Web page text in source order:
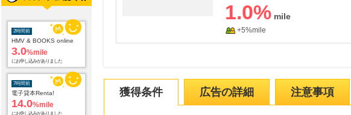
2時間前
HMV & BOOKS online
3.0%mile
7時間前
電子貸本Renta!
14.0%mile
1.0%
+5%mile
獲得条件 広告の詳細 注意事項